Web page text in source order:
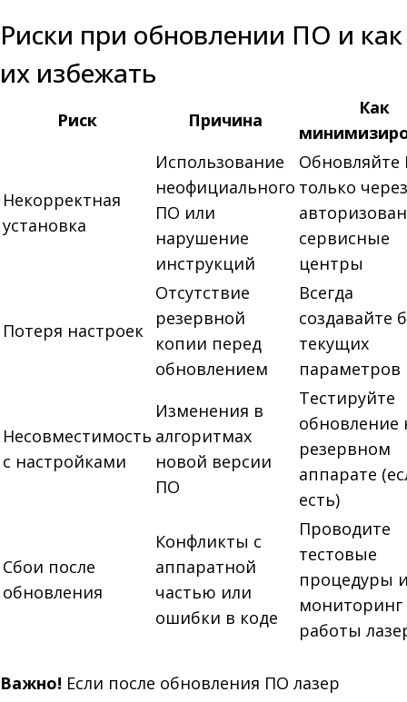
Риски при обновлении ПО и как
их избежать
Риск Причина
Как
Некорректная
установка
Использование
неофициального
ПО или
нарушение
инструкций
только через
сервисные
центры
Потеря настроек
Отсутствие
резервной
копии перед
обновлением
Всегда
создавайте
текущих
параметров
Несовместимость
с настройками
Изменения в
алгоритмах
новой версии
ПО
Тестируйте
обновление
резервном
аппарате
есть)
Сбои после
обновления
Конфликты с
аппаратной
частью или
ошибки в коде
Проводите
тестовые
процедуры
мониторинг
работы
Важно! Если после обновления ПО лазер